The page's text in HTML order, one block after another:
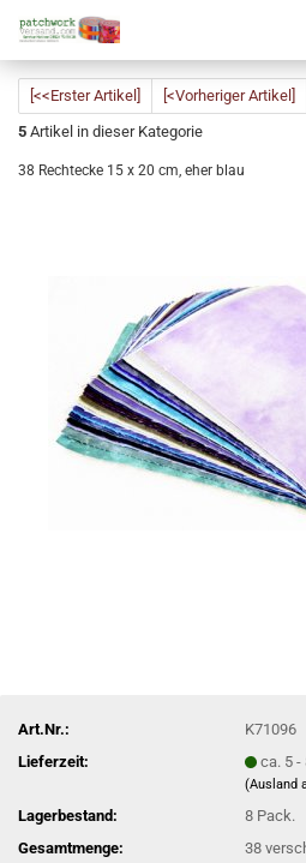
[<<Erster Artikel] [<Vorheriger Artikel]
5 Artikel in dieser Kategorie
38 Rechtecke 15 x 20 cm, eher blau
Art.Nr.:
K71096
Lieferzeit:
ca. 5 -
(Ausland
Lagerbestand: 8 Pack.
Gesamtmenge:
38